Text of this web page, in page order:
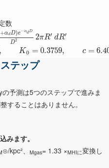
数
+αdD)e −αdD
D2 2πR′ dR′
, K0 = 0.3759, c =
テップ
予測は5つのステップで進みま
することはありません。
みます。
⊙/kpc²、 Mgas= 1.33 ×MHIに変換し